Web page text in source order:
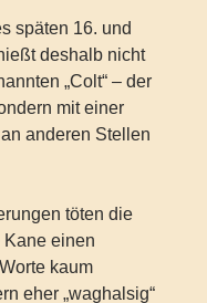
späten 16. und
deshalb nicht
„Colt“ – der
mit einer
anderen Stellen
töten die
Kane einen
kaum
eher „waghalsig“